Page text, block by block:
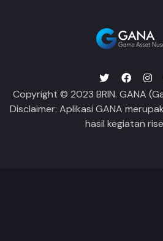
Copyright © 2023 BRIN. GANA
Disclaimer: Aplikasi GANA
hasil kegiatan